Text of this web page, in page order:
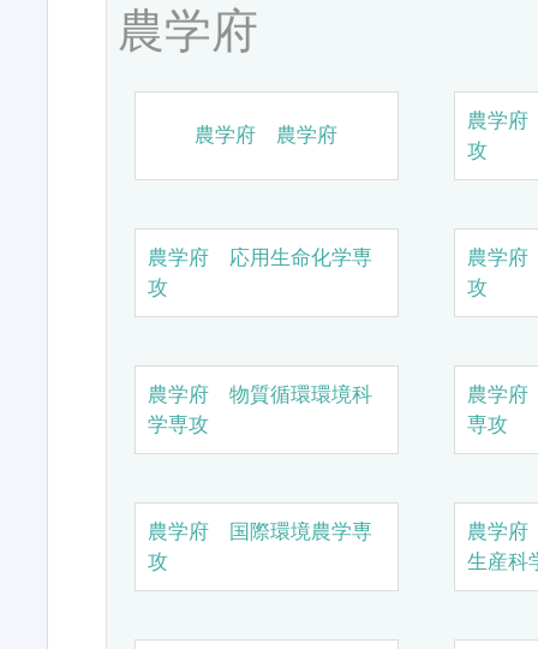
農学府
農学府 農学府
農学
攻
農学府 応用生命化学専
攻
農学
攻
農学府 物質循環環境科
学専攻
農学
専攻
農学府 国際環境農学専
攻
農学
生産科